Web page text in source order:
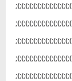
;(;(;(;(;(;(;(;(;(;(;(;(;(;(
;(;(;(;(;(;(;(;(;(;(;(;(;(;(
;(;(;(;(;(;(;(;(;(;(;(;(;(;(
;(;(;(;(;(;(;(;(;(;(;(;(;(;(
;(;(;(;(;(;(;(;(;(;(;(;(;(;(